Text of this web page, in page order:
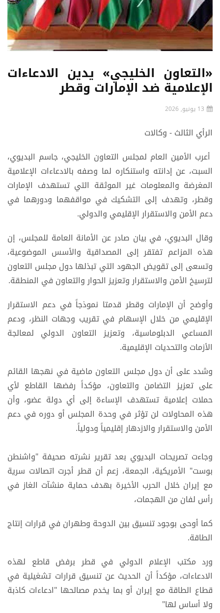
«التعاون الخليجي» يدين الادعاءات
الإعلامية ضد الإمارات وقطر
13 يونيو, 2026
الرأي الثالث - وكالات
أعرب الأمين العام لمجلس التعاون الخليجي، جاسم البديوي،
السبت، عن إدانته واستنكاره لما وصفه بالادعاءات الإعلامية
المغرضة والمعلومات غير الموثقة التي تستهدف الإمارات
وقطر، وتهدف إلى التشكيك في مواقفهما ودورهما في
دعم الأمن والاستقرار الإقليمي والدولي.
وقال البديوي، في بيان صادر عن الأمانة العامة للمجلس، إن
هذه المزاعم تفتقر إلى المصداقية والأسس الموضوعية،
وتسعى إلى تقويض الجهود التي تبذلها دول مجلس التعاون
لترسيخ الأمن والاستقرار وتعزيز الحوار والتعاون في المنطقة.
وأوضح أن الإمارات وقطر قدمتا نموذجاً في دعم الاستقرار
الإقليمي من خلال الإسهام في تقريب وجهات النظر، ودعم
المساعي الدبلوماسية، وتعزيز التعاون الدولي لمعالجة
الأزمات والتحديات الإقليمية.
وشدد على أن دول مجلس التعاون ماضية في نهجها القائم
على تعزيز التضامن والتعاون، مؤكداً رفضها القاطع لأي
حملات إعلامية تستهدف الإساءة إلى أي دولة عضو، وأن
هذه المحاولات لن تؤثر في وحدة المجلس أو دوره في دعم
الأمن والاستقرار والازدهار إقليمياً ودولياً.
وجاءت تصريحات البديوي بعد تقرير نشرته صحيفة "واشنطن
بوست" الأمريكية، الجمعة، زعم أن قطر أجرت اتصالات سرية
مع إيران خلال الحرب الأخيرة بهدف حماية منشآت الغاز في
رأس لفان من الهجمات،
كما أوحى بوجود تنسيق بين الدوحة وطهران في قرارات إنتاج
الطاقة.
ورد مكتب الإعلام الدولي في قطر برفض قاطع لهذه
الادعاءات، مؤكداً أن الحديث عن تنسيق قرارات تشغيلية في
قطاع الطاقة مع إيران أو بما يخدم مصالحها "ادعاءات كاذبة
ولا أساس لها"